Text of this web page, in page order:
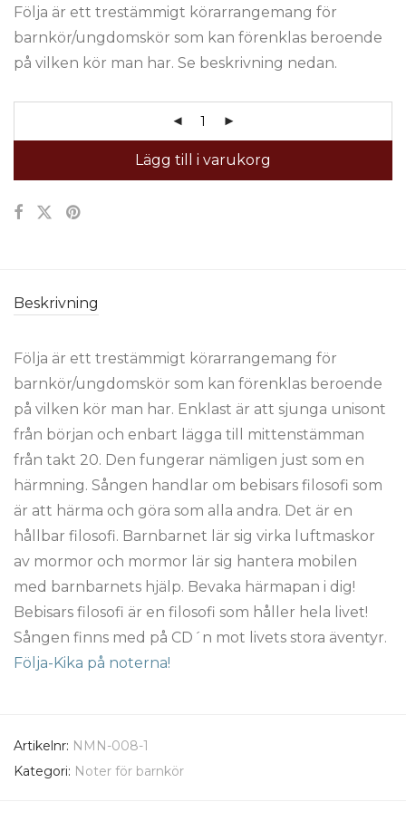
Följa är ett trestämmigt körarrangemang för
barnkör/ungdomskör som kan förenklas beroende
på vilken kör man har. Se beskrivning nedan.
Lägg till i varukorg
Beskrivning
Följa är ett trestämmigt körarrangemang för
barnkör/ungdomskör som kan förenklas beroende
på vilken kör man har. Enklast är att sjunga unisont
från början och enbart lägga till mittenstämman
från takt 20. Den fungerar nämligen just som en
härmning. Sången handlar om bebisars filosofi som
är att härma och göra som alla andra. Det är en
hållbar filosofi. Barnbarnet lär sig virka luftmaskor
av mormor och mormor lär sig hantera mobilen
med barnbarnets hjälp. Bevaka härmapan i dig!
Bebisars filosofi är en filosofi som håller hela livet!
Sången finns med på CD´n mot livets stora äventyr.
Följa-Kika på noterna!
Artikelnr: NMN-008-1
Kategori: Noter för barnkör